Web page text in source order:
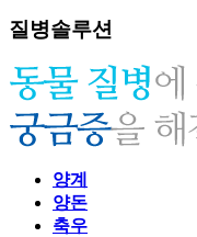
질병솔루션
양계
양돈
축우